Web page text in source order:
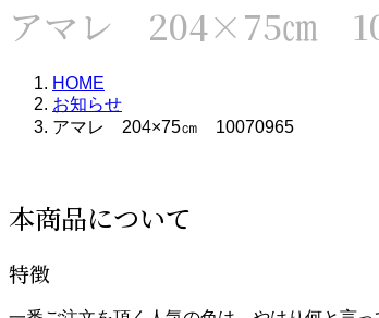
アマレ 204×75㎝
HOME
お知らせ
アマレ 204×75㎝ 10070965
本商品について
特徴